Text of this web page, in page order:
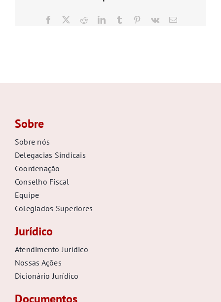
Facebook RedditLinkedInTumblr Pinterest
Vk
E-
Sobre
Sobre nós
Delegacias Sindicais
Coordenação
Conselho Fiscal
Equipe
Colegiados Superiores
Jurídico
Atendimento Jurídico
Nossas Ações
Dicionário Jurídico
Documentos